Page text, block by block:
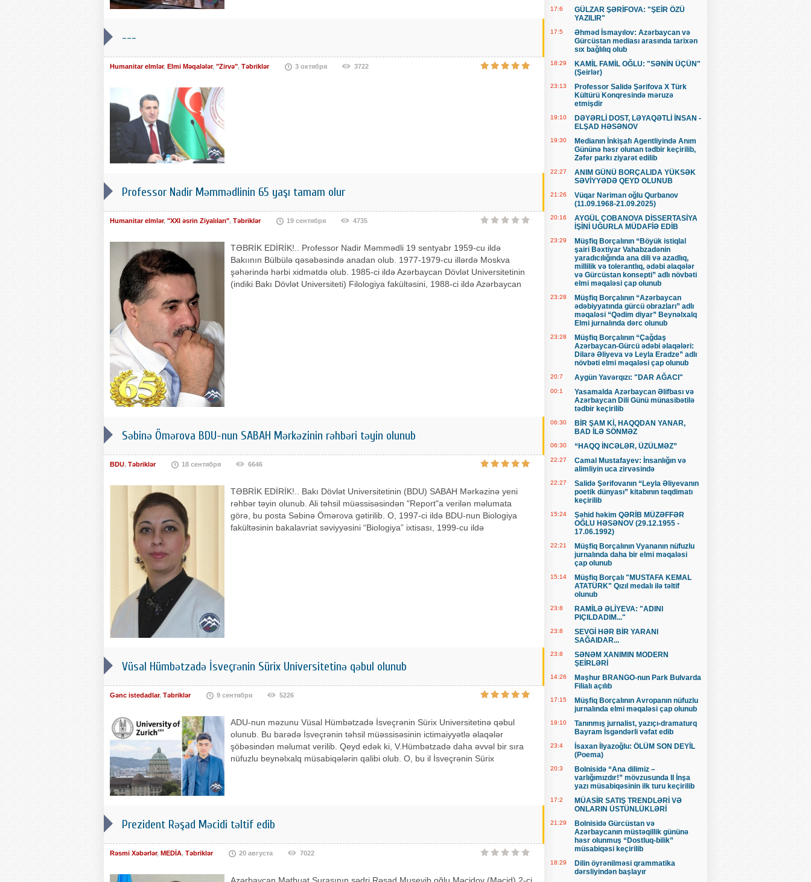
---
Humanitar elmlər, Elmi Məqalələr, "Zirvə", Təbriklər 3 октября 3722
Professor Nadir Məmmədlinin 65 yaşı tamam olur
Humanitar elmlər, "XXI əsrin Ziyalıları", Təbriklər 19 сентября 4735
TƏBRİK EDİRİK!.. Professor Nadir Məmmədli 19 sentyabr 1959-cu ildə
Bakıının Bülbülə qəsəbəsində anadan olub. 1977-1979-cu illərdə Moskva
şəhərində hərbi xidmətdə olub. 1985-ci ildə Azərbaycan Dövlət Universitetinin
(indiki Bakı Dövlət Universiteti) Filologiya fakültəsini, 1988-ci ildə Azərbaycan
Səbinə Ömərova BDU-nun SABAH Mərkəzinin rəhbəri təyin olunub
BDU, Təbriklər 18 сентября 6646
TƏBRİK EDİRİK!.. Bakı Dövlət Universitetinin (BDU) SABAH Mərkəzinə yeni
rəhbər təyin olunub. Ali təhsil müəssisəsindən "Report"a verilən məlumata
görə, bu posta Səbinə Ömərova gətirilib. O, 1997-ci ildə BDU-nun Biologiya
fakültəsinin bakalavriat səviyyəsini “Biologiya” ixtisası, 1999-cu ildə
Vüsal Hümbətzadə İsveçrənin Sürix Universitetinə qəbul olunub
Gənc istedadlar, Təbriklər 9 сентября 5226
ADU-nun məzunu Vüsal Hümbətzadə İsveçrənin Sürix Universitetinə qəbul
olunub. Bu barədə İsveçrənin təhsil müəssisəsinin ictimaiyyətlə əlaqələr
şöbəsindən məlumat verilib. Qeyd edək ki, V.Hümbətzadə daha əvvəl bir sıra
nüfuzlu beynəlxalq müsabiqələrin qalibi olub. O, bu il İsveçrənin Sürix
Prezident Rəşad Məcidi təltif edib
Rəsmi Xəbərlər, MEDİA, Təbriklər 20 августа 7022
Azərbaycan Mətbuat Şurasının sədri Rəşad Museyib oğlu Məcidov (Məcid) 2-ci
17:6
GÜLZAR ŞƏRİFOVA: "ŞEİR ÖZÜ
YAZILIR"
17:5
Əhməd İsmayılov: Azərbaycan və
Gürcüstan mediası arasında tarixən
sıx bağlılıq olub
18:29
KAMİL FAMİL OĞLU: "SƏNİN ÜÇÜN"
(Şeirlər)
23:13
Professor Salidə Şərifova X Türk
Kültürü Konqresində məruzə
etmişdir
19:10
DƏYƏRLİ DOST, LƏYAQƏTLİ İNSAN -
ELŞAD HƏSƏNOV
19:30
Medianın İnkişafı Agentliyində Anım
Gününə həsr olunan tədbir keçirilib,
Zəfər parkı ziyarət edilib
22:27
ANIM GÜNÜ BORÇALIDA YÜKSƏK
SƏVİYYƏDƏ QEYD OLUNUB
21:26
Vüqar Nəriman oğlu Qurbanov
(11.09.1968-21.09.2025)
20:16
AYGÜL ÇOBANOVA DİSSERTASİYA
İŞİNİ UĞURLA MÜDAFİƏ EDİB
23:29
Müşfiq Borçalının “Böyük istiqlal
şairi Bəxtiyar Vahabzadənin
yaradıcılığında ana dili və azadlıq,
millilik və tolerantlıq, ədəbi əlaqələr
və Gürcüstan konsepti” adlı növbəti
elmi məqaləsi çap olunub
23:28
Müşfiq Borçalının “Azərbaycan
ədəbiyyatında gürcü obrazları” adlı
məqaləsi “Qədim diyar” Beynəlxalq
Elmi jurnalında dərc olunub
23:28
Müşfiq Borçalının “Çağdaş
Azərbaycan-Gürcü ədəbi əlaqələri:
Dilarə Əliyeva və Leyla Eradze” adlı
növbəti elmi məqaləsi çap olunub
20:7 Aygün Yavərqızı: "DAR AĞACI"
00:1
Yasamalda Azərbaycan Əlifbası və
Azərbaycan Dili Günü münasibətilə
tədbir keçirilib
06:30
BİR ŞAM Kİ, HAQQDAN YANAR,
BAD İLƏ SÖNMƏZ
06:30 “HAQQ İNCƏLƏR, ÜZÜLMƏZ”
22:27
Camal Mustafayev: İnsanlığın və
alimliyin uca zirvəsində
22:27
Salidə Şərifovanın “Leyla Əliyevanın
poetik dünyası” kitabının təqdimatı
keçirilib
15:24
Şəhid həkim QƏRİB MÜZƏFFƏR
OĞLU HƏSƏNOV (29.12.1955 -
17.06.1992)
22:21
Müşfiq Borçalının Vyananın nüfuzlu
jurnalında daha bir elmi məqaləsi
çap olunub
15:14
Müşfiq Borçalı "MUSTAFA KEMAL
ATATÜRK" Qızıl medalı ilə təltif
olunub
23:8
RAMİLƏ ƏLİYEVA: "ADINI
PIÇILDADIM..."
23:8
SEVGİ HƏR BİR YARANI
SAĞAIDAR...
23:8
SƏNƏM XANIMIN MODERN
ŞEİRLƏRİ
14:26
Məşhur BRANGO-nun Park Bulvarda
Filialı açılıb
17:15
Müşfiq Borçalının Avropanın nüfuzlu
jurnalında elmi məqaləsi çap olunub
19:10
Tanınmış jurnalist, yazıçı-dramaturq
Bayram İsgəndərli vəfat edib
23:4
İsaxan İlyazoğlu: ÖLÜM SON DEYİL
(Poema)
20:3
Bolnisidə “Ana dilimiz –
varlığımızdır!” mövzusunda II İnşa
yazı müsabiqəsinin ilk turu keçirilib
17:2
MÜASİR SATIŞ TRENDLƏRİ VƏ
ONLARIN ÜSTÜNLÜKLƏRİ
21:29
Bolnisidə Gürcüstan və
Azərbaycanın müstəqillik gününə
həsr olunmuş “Dostluq-bilik”
müsabiqəsi keçirilib
18:29
Dilin öyrənilməsi qrammatika
dərsliyindən başlayır